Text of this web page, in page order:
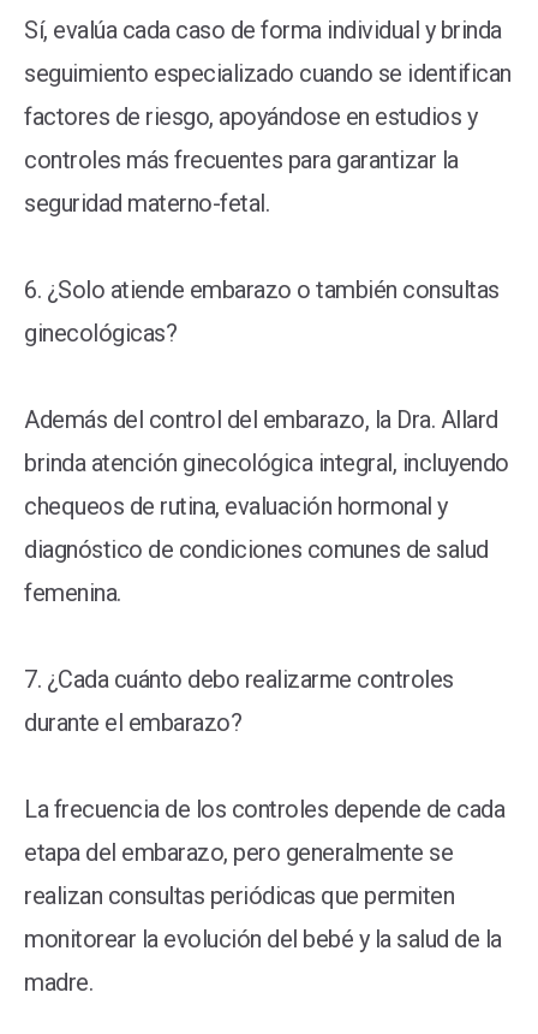
Sí, evalúa cada caso de forma individual y brinda
seguimiento especializado cuando se identifican
factores de riesgo, apoyándose en estudios y
controles más frecuentes para garantizar la
seguridad materno-fetal.
6. ¿Solo atiende embarazo o también consultas
ginecológicas?
Además del control del embarazo, la Dra. Allard
brinda atención ginecológica integral, incluyendo
chequeos de rutina, evaluación hormonal y
diagnóstico de condiciones comunes de salud
femenina.
7. ¿Cada cuánto debo realizarme controles
durante el embarazo?
La frecuencia de los controles depende de cada
etapa del embarazo, pero generalmente se
realizan consultas periódicas que permiten
monitorear la evolución del bebé y la salud de la
madre.